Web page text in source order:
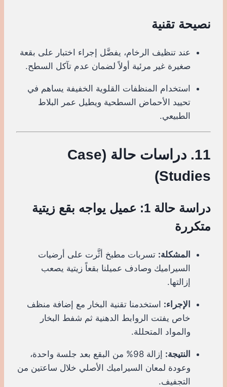
نصيحة تقنية
عند تنظيف الرخام، يفضَّل إجراء اختبار على بقعة
صغيرة غير مرئية أولاً لضمان عدم تآكل السطح.
استخدام المنظفات القلوية الخفيفة يساهم في
تحييد الأحماض السطحية ويطيل عمر البلاط
الطبيعي.
11. دراسات حالة (Case
Studies)
دراسة حالة 1: عميل يواجه بقع زيتية
متكررة
المشكلة: تسربات مطبخ أثَّرت على أرضيات
السيراميك وصادف عميلنا بقعاً زيتية يصعب
إزالتها.
الإجراء: استخدمنا تقنية البخار مع إضافة منظف
خاص يفتت الروابط الدهنية ثم شفط البخار
والمواد المتحللة.
النتيجة:
إزالة 98% من البقع بعد جلسة واحدة،
وعودة لمعان السيراميك الأصلي خلال ساعتين من
التجفيف.